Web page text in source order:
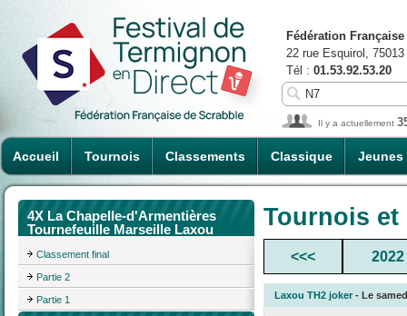
Accueil Tournois Classements Classique Jeunes
Fédération
22 rue Esquirol,
Tél : 01.53.92.53.20
Il y a actuellement
4X La Chapelle-d'Armentières
Tournefeuille Marseille Laxou
Classement final
Partie 2
Partie 1
Tournois
<<< 2022
Laxou TH2 joker - Le